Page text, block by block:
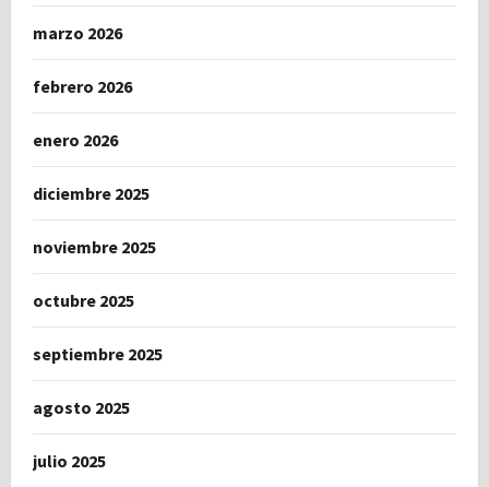
marzo 2026
febrero 2026
enero 2026
diciembre 2025
noviembre 2025
octubre 2025
septiembre 2025
agosto 2025
julio 2025